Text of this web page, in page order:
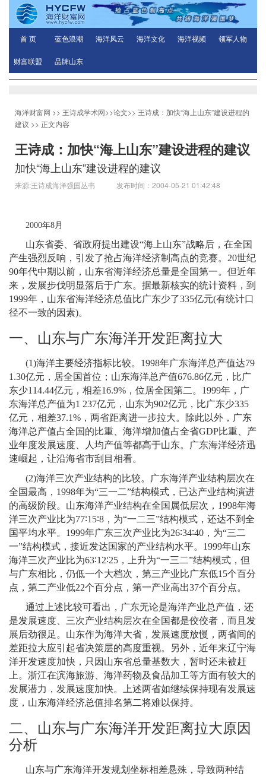
首 页 蓝色浪潮 海洋风云 海洋文化 海洋视频 领军人物
财富联盟 品牌山东
海洋财富网 >> 王诗成学术网>>论文>> 王诗成：加快“海上山东”建设进程的
建议 >> 正文内容
王诗成：加快“海上山东”建设进程的建议
加快“海上山东”建设进程的建议
来源:王诗成海洋强国丛书 发布时间：2004-05-21 01:42:48
2000年8月
山东省委、省政府提出建设“海上山东”战略后，在全国
产生强烈反响，引发了抢占海洋经济制高点的竞赛。 20世纪
90年代中期以前，山东省海洋经济总量是全国第一。但近年
来，发展步伐明显落后于广东。据最新核实的统计资料，到
1999年，山东省海洋经济总值比广东少了335亿元(有统计口
径不一致的因素)。
一、山东与广东海洋开发距离拉大
(1)海洋主要经济指标比较。 1998年广东海洋总产值达79
1.30亿元，居全国首位；山东海洋总产值676.86亿元，比广
东少114.44亿元，相差16.9% ，位居全国第二。 1999年，广
东海洋总产值为1 237亿元，山东为902亿元，比广东少335
亿元，相差37.1% ，两省距离进一步拉大。除此以外，广东
海洋总产值占全国的比重、海洋增加值占全省GDP比重、产
业年度发展速度、人均产值等都高于山东。广东海洋经济迅
速崛起，让沿海省市刮目相看。
(2)海洋三次产业结构的比较。广东海洋产业结构层次在
全国最高， 1998年为“三一二”结构模式，已达产业结构演进
的高级阶段。山东海洋产业结构在全国属低层次， 1998年海
洋三次产业比为77∶15∶8 ，为“一二三”结构模式，还达不到全
国平均水平。 1999年广东三次产业比为26∶34∶40 ，为“三二
一”结构模式，接近发达国家的产业结构水平。 1999年山东
海洋三次产业比为63∶12∶25 ，上升为“一三二”结构模式，但
与广东相比，仍低一个大档次，第三产业比广东低15个百分
点，第二产业低22个百分点，第一产业高出37个百分点。
通过上述比较可看出，广东无论是海洋产业总产值，还
是发展速度、三次产业结构层次在全国都是佼佼者，而且发
展后劲很足。山东作为海洋大省，发展速度放慢，两省间的
差距拉大应引起省决策层的高度重视。另外，近年来辽宁海
洋开发速度加快，只因山东省总量基数大，暂时还未被赶
上。浙江在滨海旅游、海洋药物及食品加工等方面有较大的
发展潜力，发展速度加快。上述两省如继续保持现有发展速
度，山东海洋经济总值排名第二将难以保持。
二、山东与广东海洋开发距离拉大原因
分析
山东与广东海洋开发规划坐标相差悬殊，导致两种结